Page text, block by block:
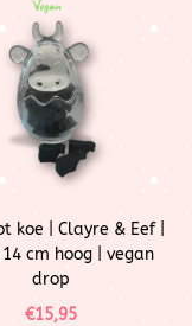
koe | Clayre & Eef |
cm hoog | vegan
drop
€15,95